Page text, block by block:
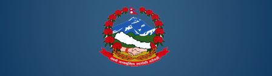
Skip to
main
content